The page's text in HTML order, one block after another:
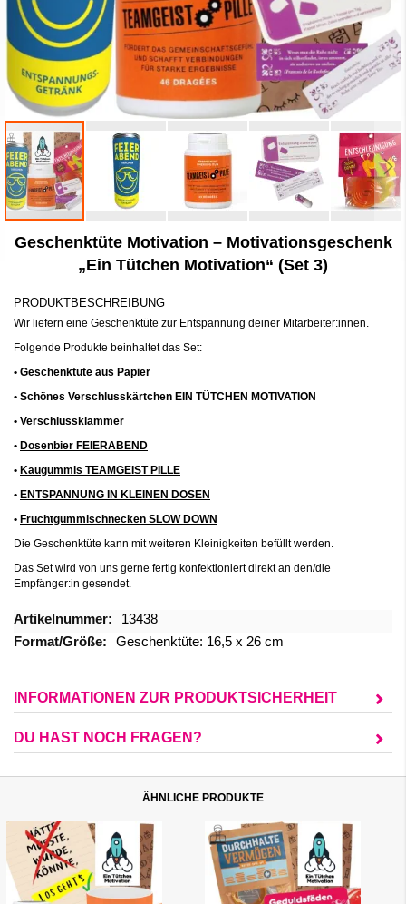
Anfang
Geschenktüte Motivation – Motivationsgeschenk
„Ein Tütchen Motivation“ (Set 3)
PRODUKTBESCHREIBUNG
Wir liefern eine Geschenktüte zur Entspannung deiner Mitarbeiter:innen.
Folgende Produkte beinhaltet das Set:
• Geschenktüte aus Papier
• Schönes Verschlusskärtchen EIN TÜTCHEN MOTIVATION
• Verschlussklammer
• Dosenbier FEIERABEND
• Kaugummis TEAMGEIST PILLE
• ENTSPANNUNG IN KLEINEN DOSEN
• Fruchtgummischnecken SLOW DOWN
Die Geschenktüte kann mit weiteren Kleinigkeiten befüllt werden.
Das Set wird von uns gerne fertig konfektioniert direkt an den/die
Empfänger:in gesendet.
Mehr
Informationen
13438
Geschenktüte: 16,5 x 26 cm
INFORMATIONEN ZUR PRODUKTSICHERHEIT
DU HAST NOCH FRAGEN?
ÄHNLICHE PRODUKTE